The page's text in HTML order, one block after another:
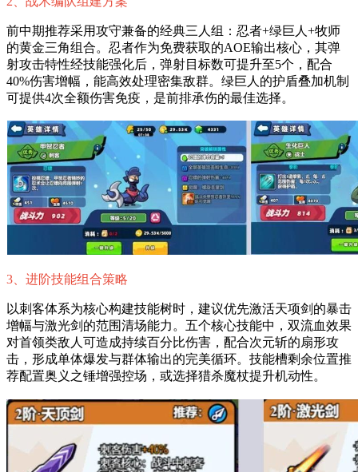
前中期推荐采用攻守兼备的经典三人组：忍者+绿巨人+牧师
的黄金三角组合。忍者作为免费获取的AOE输出核心，其弹
射攻击特性经技能强化后，弹射目标数可提升至5个，配合
40%伤害增幅，能高效处理密集敌群。绿巨人的护盾叠加机制
可提供4次全额伤害免疫，是前排承伤的最佳选择。
3、进阶技能组合策略
以刺客体系为核心构建技能树时，建议优先激活天项剑的暴击
增幅与激光剑的范围清场能力。五个核心技能中，双流血效果
对首领类敌人可造成持续百分比伤害，配合次元斩的扇形攻
击，形成单体爆发与群体输出的完美循环。技能槽剩余位置推
荐配置奥义之锤增强控场，或选择猎杀魔杖提升机动性。